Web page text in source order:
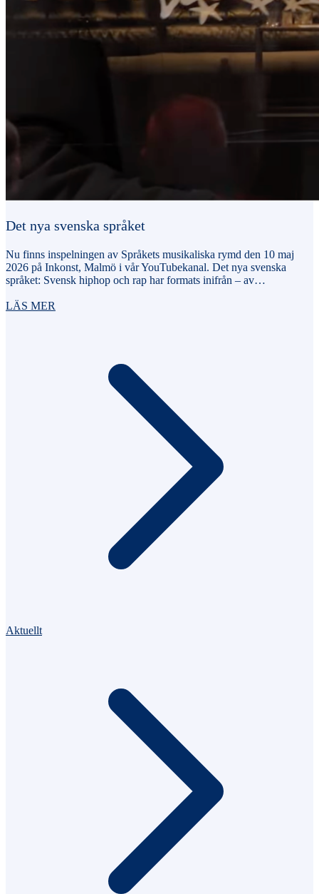
Det nya svenska språket
Nu finns inspelningen av Språkets musikaliska rymd den 10 maj
2026 på Inkonst, Malmö i vår YouTubekanal. Det nya svenska
språket: Svensk hiphop och rap har formats inifrån – av…
LÄS MER
Aktuellt